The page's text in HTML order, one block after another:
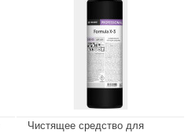
Чистящее средство для